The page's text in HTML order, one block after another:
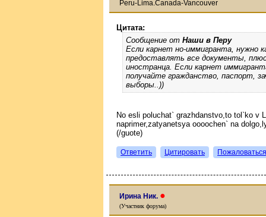
Peru-Lima.Canada-Vancouver
Цитата:
Сообщение от Наши в Перу
Если карнет но-иммигранта, нужно
предоставлять все документы,
иностранца. Если карнет
получайте гражданство, паспорт,
выборы..))
No esli poluchat` grazhdanstvo,to tol`ko v
naprimer,zatyanetsya oooochen` na
(/guote)
Ответить Цитировать Пожаловаться
Ирина Ник. ●
(Участник форума)